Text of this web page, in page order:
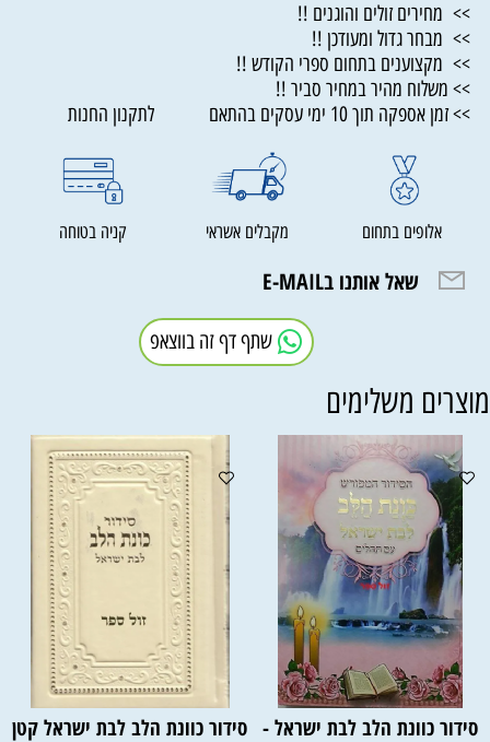
>> מחירים זולים והוגנים !!
>> מבחר גדול ומעודכן !!
>> מקצוענים בתחום ספרי הקודש !!
>> משלוח מהיר במחיר סביר !!
>> זמן אספקה תוך 10 ימי עסקים בהתאם לתקנון החנות
אלופים בתחום מקבלים אשראי קניה בטוחה
שאל אותנו בE-MAIL
שתף דף זה בווצאפ
משלימים
סידור כוונת הלב לבת ישראל -
סידור כוונת הלב לבת ישראל קטן